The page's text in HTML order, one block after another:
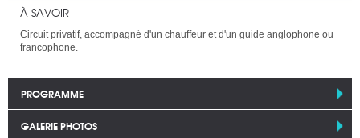
À SAVOIR
Circuit privatif, accompagné d'un chauffeur et d'un guide anglophone ou
francophone.
PROGRAMME
GALERIE PHOTOS